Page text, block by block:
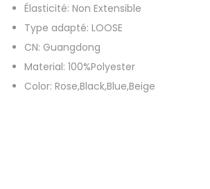
t
e
R
o
b
Élasticité: Non Extensible
Type adapté: LOOSE
CN: Guangdong
Material: 100%Polyester
Color: Rose,Black,Blue,Beige